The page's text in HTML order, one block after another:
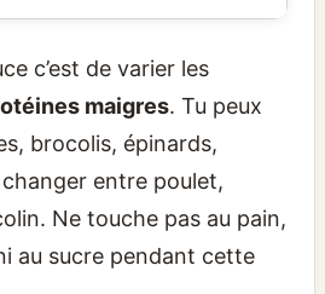
c’est de varier les
maigres. Tu peux
brocolis, épinards,
entre poulet,
Ne touche pas au pain,
au sucre pendant cette